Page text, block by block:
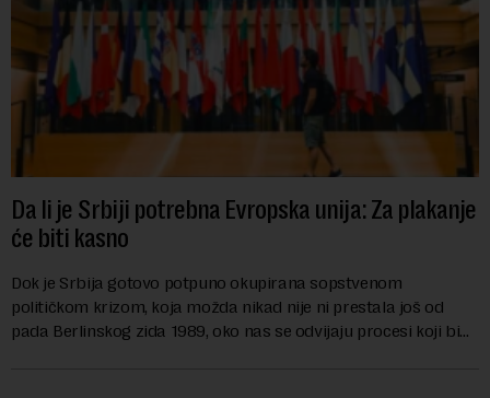
Da li je Srbiji potrebna Evropska unija: Za plakanje
će biti kasno
Dok je Srbija gotovo potpuno okupirana sopstvenom
političkom krizom, koja možda nikad nije ni prestala još od
pada Berlinskog zida 1989, oko nas se odvijaju procesi koji bi